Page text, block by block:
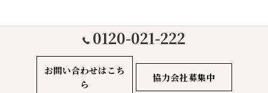
0120-021-222
お問い合わせはこち
ら
協力会社募集中